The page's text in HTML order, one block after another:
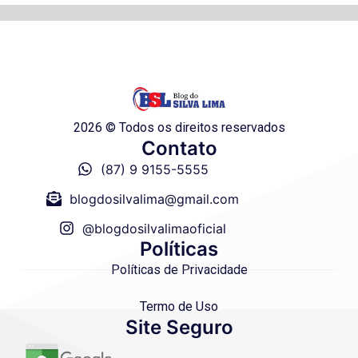
2026 © Todos os direitos reservados
Contato
(87) 9 9155-5555
blogdosilvalima@gmail.com
@blogdosilvalimaoficial
Políticas
Políticas de Privacidade
Termo de Uso
Site Seguro